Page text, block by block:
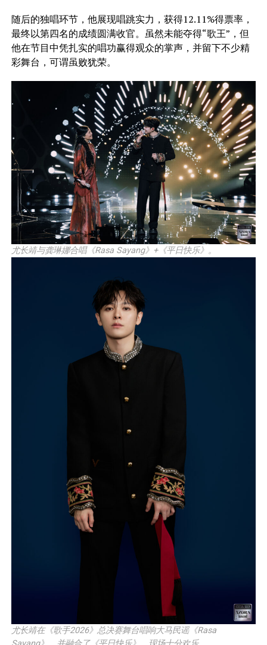
随后的独唱环节，他展现唱跳实力，获得12.11%得票率，
最终以第四名的成绩圆满收官。虽然未能夺得“歌王”，但
他在节目中凭扎实的唱功赢得观众的掌声，并留下不少精
彩舞台，可谓虽败犹荣。
尤长靖与龚琳娜合唱《Rasa Sayang》+《平日快乐》。
尤长靖在《歌手2026》总决赛舞台唱响大马民谣《Rasa